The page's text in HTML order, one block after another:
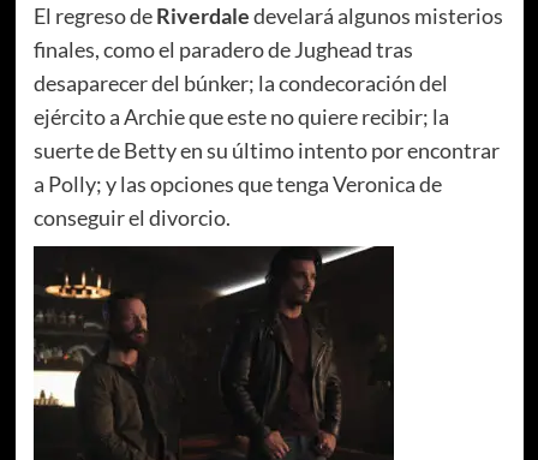
El regreso deRiverdaledevelará algunos misterios
finales, como el paradero de Jughead tras
desaparecer del búnker; la condecoración del
ejército a Archie que este no quiere recibir; la
suerte de Betty en su último intento por encontrar
a Polly; y las opciones que tenga Veronica de
conseguir el divorcio.